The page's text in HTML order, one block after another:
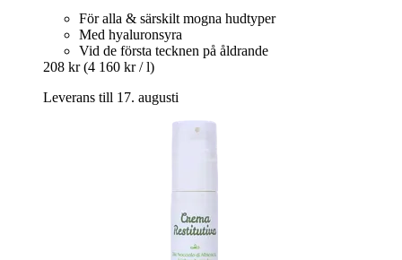
För alla & särskilt mogna hudtyper
Med hyaluronsyra
Vid de första tecknen på åldrande
208 kr (4 160 kr / l)
Leverans till 17. augusti